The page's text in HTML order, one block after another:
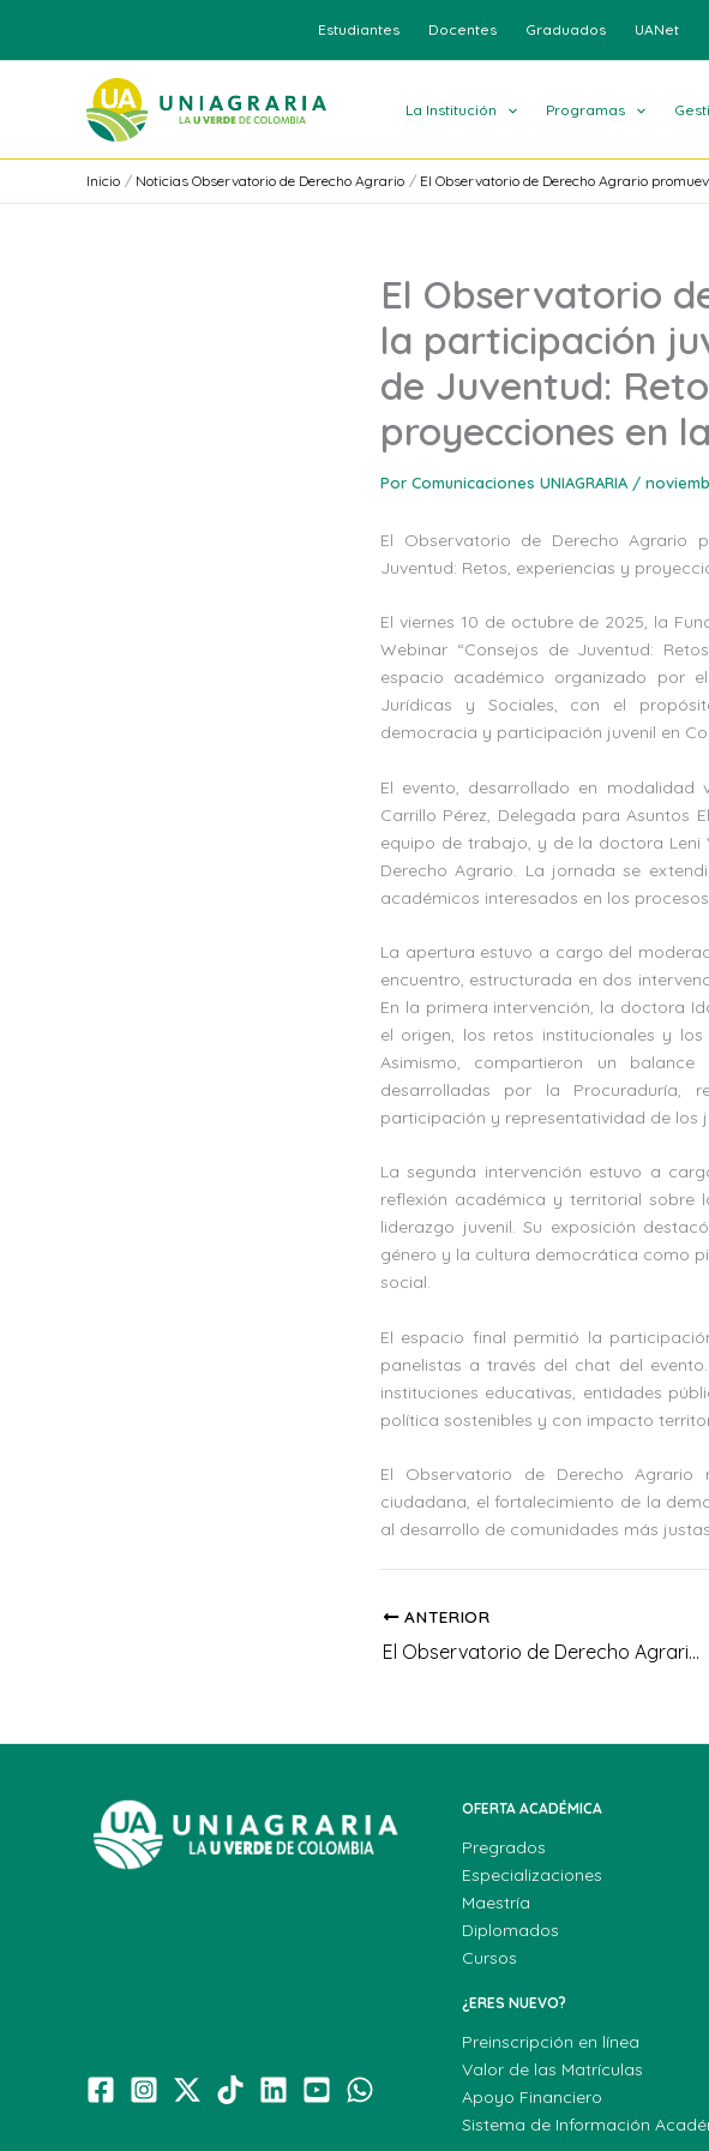
contenido
Estudiantes Docentes Graduados UANet
La Institución Programas
Inicio Noticias Observatorio de Derecho Agrario El Observatorio de Derecho Agrario
El Observatorio
la participación
de Juventud:
proyecciones en
Por Comunicaciones UNIAGRARIA /
El Observatorio de Derecho Agrario
Juventud: Retos, experiencias y
El viernes 10 de octubre de 2025, la
Webinar “Consejos de Juventud:
espacio académico organizado por
Jurídicas y Sociales, con el
democracia y participación juvenil en
El evento, desarrollado en
Carrillo Pérez, Delegada para Asuntos
equipo de trabajo, y de la doctora
Derecho Agrario. La jornada se
académicos interesados en los
La apertura estuvo a cargo del
encuentro, estructurada en dos
En la primera intervención, la doctora
el origen, los retos institucionales y
Asimismo, compartieron un
desarrolladas por la Procuraduría,
participación y representatividad de los
La segunda intervención estuvo a
reflexión académica y territorial sobre
liderazgo juvenil. Su exposición
género y la cultura democrática como
social.
El espacio final permitió la
panelistas a través del chat del
instituciones educativas, entidades
política sostenibles y con impacto
El Observatorio de Derecho
ciudadana, el fortalecimiento de la
al desarrollo de comunidades más
ANTERIOR
El Observatorio de Derecho Agrario lideró la moderación de mesas académicas en el Congreso Internacional de Investigación
OFERTA ACADÉMICA
Pregrados
Especializaciones
Maestría
Diplomados
Cursos
¿ERES NUEVO?
Preinscripción en línea
Valor de las Matrículas
Apoyo Financiero
Sistema de Información